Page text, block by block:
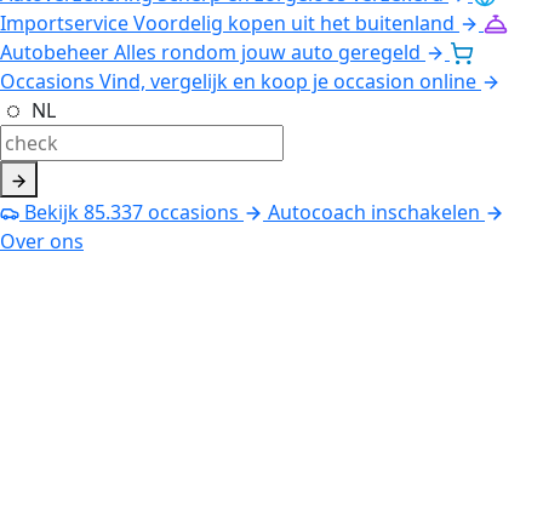
ImportserviceVoordelig kopen uit het buitenland
AutobeheerAlles rondom jouw auto geregeld
Occasions Vind, vergelijk en koop je occasion online
NL
Bekijk85.337occasions
Autocoach inschakelen
Over ons